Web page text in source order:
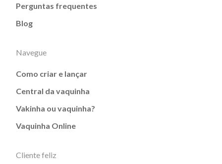
Perguntas frequentes
Blog
Navegue
Como criar e lançar
Central da vaquinha
Vakinha ou vaquinha?
Vaquinha Online
Cliente feliz